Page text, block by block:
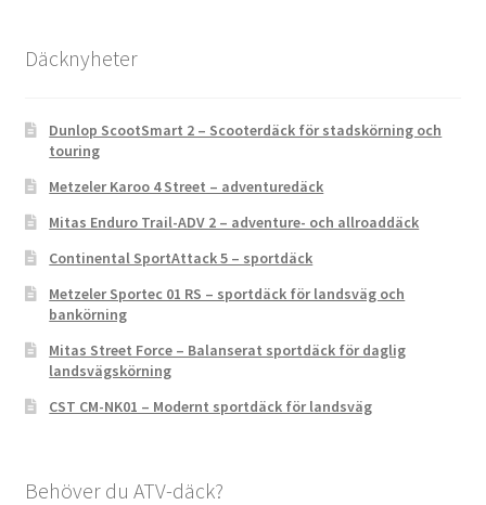
Däcknyheter
Dunlop ScootSmart 2 – Scooterdäck för stadskörning och
touring
Metzeler Karoo 4 Street – adventuredäck
Mitas Enduro Trail-ADV 2 – adventure- och allroaddäck
Continental SportAttack 5 – sportdäck
Metzeler Sportec 01 RS – sportdäck för landsväg och
bankörning
Mitas Street Force – Balanserat sportdäck för daglig
landsvägskörning
CST CM-NK01 – Modernt sportdäck för landsväg
Behöver du ATV-däck?